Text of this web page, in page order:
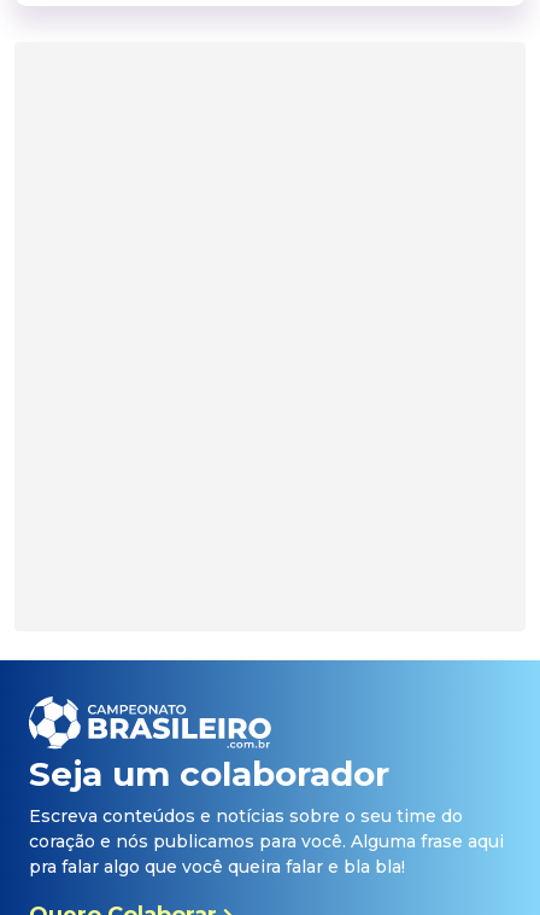
Seja um colaborador
Escreva conteúdos e notícias sobre o seu time do
coração e nós publicamos para você. Alguma frase aqui
pra falar algo que você queira falar e bla bla!